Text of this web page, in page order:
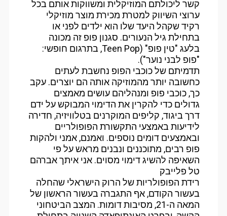
קשר ליכולתם המוזיקלית ומשווקות אותם בכל
ערוצי השיווק למטרת מכירת מוצר מוזיקלי
רקיד שקהל היעד שלו הוא ילדים לפני או
בתחילת גיל הנעורים. סגנון פופ זה מכונה
בלעג "טין פופ" (Teen Pop, בתרגום חופשי:
"פופ לבני נוער").
תדמיתם של כוכבי הפופ נחשבת לעתים
כחשובה יותר מהמוזיקה אותה הם יוצרים. עקב
כך, כוכבי פופ ומנהליהם עושים מאמצים
גדולים כדי להקרין את הדימוי המבוקש על ידם
דרך ביגוד, קליפים המוקרנים בטלוויזיה, חדירה
לידיעות באמצעי התקשורת הפופולריים
ובאמצעים דומים נוספים. ואמנם, אמני ולהקות
פופ רבים, מתוכננים ונבנים מראש על פי
השאיפה להשיג דימוי מסוים. אני איתך אברהם
טל פלייבק
רידת הפופולריות של הרוק הישראלי שהחלה
בעשור הקודם, אף התגברה בעשור הראשון של
המאה ה-21, מסיבות דומות. המצב הביטחוני